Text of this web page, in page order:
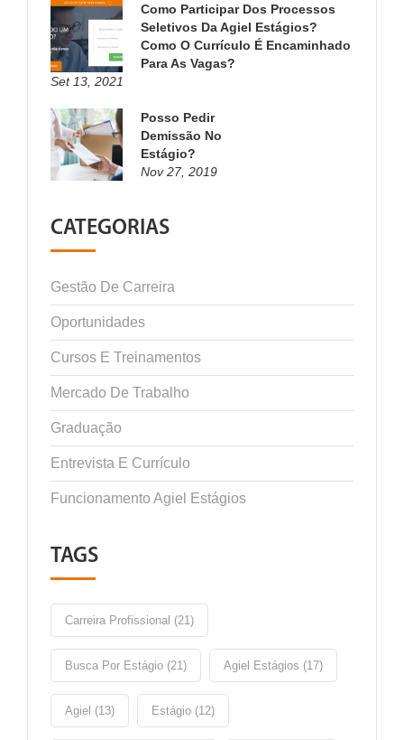
Como Participar Dos Processos
Seletivos Da Agiel Estágios?
Como O Currículo É Encaminhado
Para As Vagas?
Set 13, 2021
Posso Pedir
Demissão No
Estágio?
Nov 27, 2019
CATEGORIAS
Gestão De Carreira
Oportunidades
Cursos E Treinamentos
Mercado De Trabalho
Graduação
Entrevista E Currículo
Funcionamento Agiel Estágios
TAGS
Carreira Profissional (21)
Busca Por Estágio (21) Agiel Estágios (17)
Agiel (13) Estágio (12)